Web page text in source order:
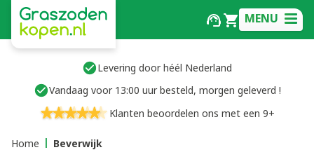
MENU
Levering door héél Nederland
Vandaag voor 13:00 uur besteld, morgen geleverd !
Klanten beoordelen ons met een 9+
Home Beverwijk